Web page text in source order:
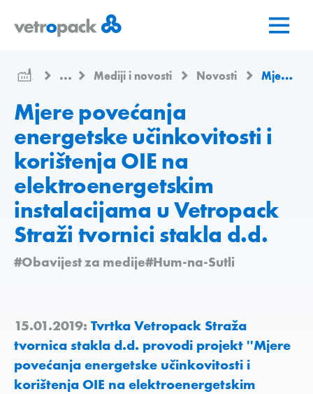
page
...
Mediji i novosti Novosti Mjere povećanja energetske učinkovitosti i korištenja OIE na elektroenergetskim instalacijama u Vetropack Straži tvornici stakla d.d.
Mjere povećanja
energetske učinkovitosti i
korištenja OIE na
elektroenergetskim
instalacijama u Vetropack
Straži tvornici stakla d.d.
#Obavijest za medije#Hum-na-Sutli
15.01.2019: Tvrtka Vetropack Straža
tvornica stakla d.d. provodi projekt ''Mjere
povećanja energetske učinkovitosti i
korištenja OIE na elektroenergetskim